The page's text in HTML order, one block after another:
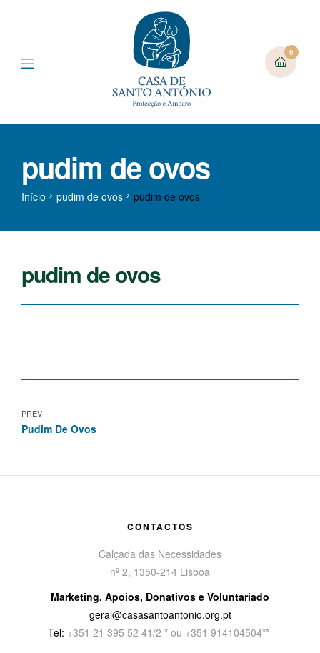
0
pudim de ovos
Início pudim de ovos pudim de ovos
pudim de ovos
PREV
Pudim De Ovos
CONTACTOS
Calçada das Necessidades
nº 2, 1350-214 Lisboa
Marketing, Apoios, Donativos e Voluntariado
geral@casasantoantonio.org.pt
Tel: +351 21 395 52 41/2 * ou +351 914104504**